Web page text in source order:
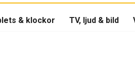
& klockor TV, ljud & bild